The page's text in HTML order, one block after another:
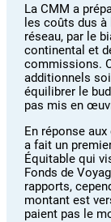
La CMM a
les coûts dus
réseau, par le
continental et
commissions.
additionnels
équilibrer le
pas mis en
En réponse
a fait un
Équitable qui
Fonds de
rapports,
montant est
paient pas le